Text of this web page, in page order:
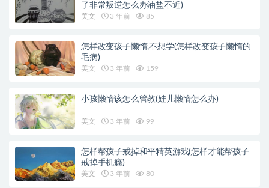
了非常叛逆怎么办油盐不近)
美文 3 年前 85
怎样改变孩子懒惰,不想学(怎样改变孩子懒惰的
毛病)
美文 3 年前 159
小孩懒惰该怎么管教(娃儿懒惰怎么办)
美文 3 年前 99
怎样帮孩子戒掉和平精英游戏(怎样才能帮孩子
戒掉手机瘾)
美文 3 年前 80